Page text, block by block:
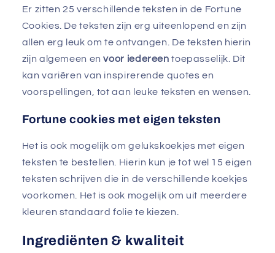
Er zitten 25 verschillende teksten in de Fortune
Cookies. De teksten zijn erg uiteenlopend en zijn
allen erg leuk om te ontvangen. De teksten hierin
zijn algemeen envoor iedereentoepasselijk. Dit
kan variëren van inspirerende quotes en
voorspellingen, tot aan leuke teksten en wensen.
Fortune cookies met eigen teksten
Het is ook mogelijk om gelukskoekjes met eigen
teksten te bestellen. Hierin kun je tot wel 15 eigen
teksten schrijven die in de verschillende koekjes
voorkomen. Het is ook mogelijk om uit meerdere
kleuren standaard folie te kiezen.
Ingrediënten & kwaliteit